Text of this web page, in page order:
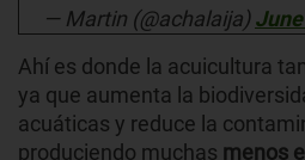
— Martin (@achalaija)
Ahí es donde la acuicultura
ya que aumenta la
acuáticas y reduce la
produciendo muchas menos